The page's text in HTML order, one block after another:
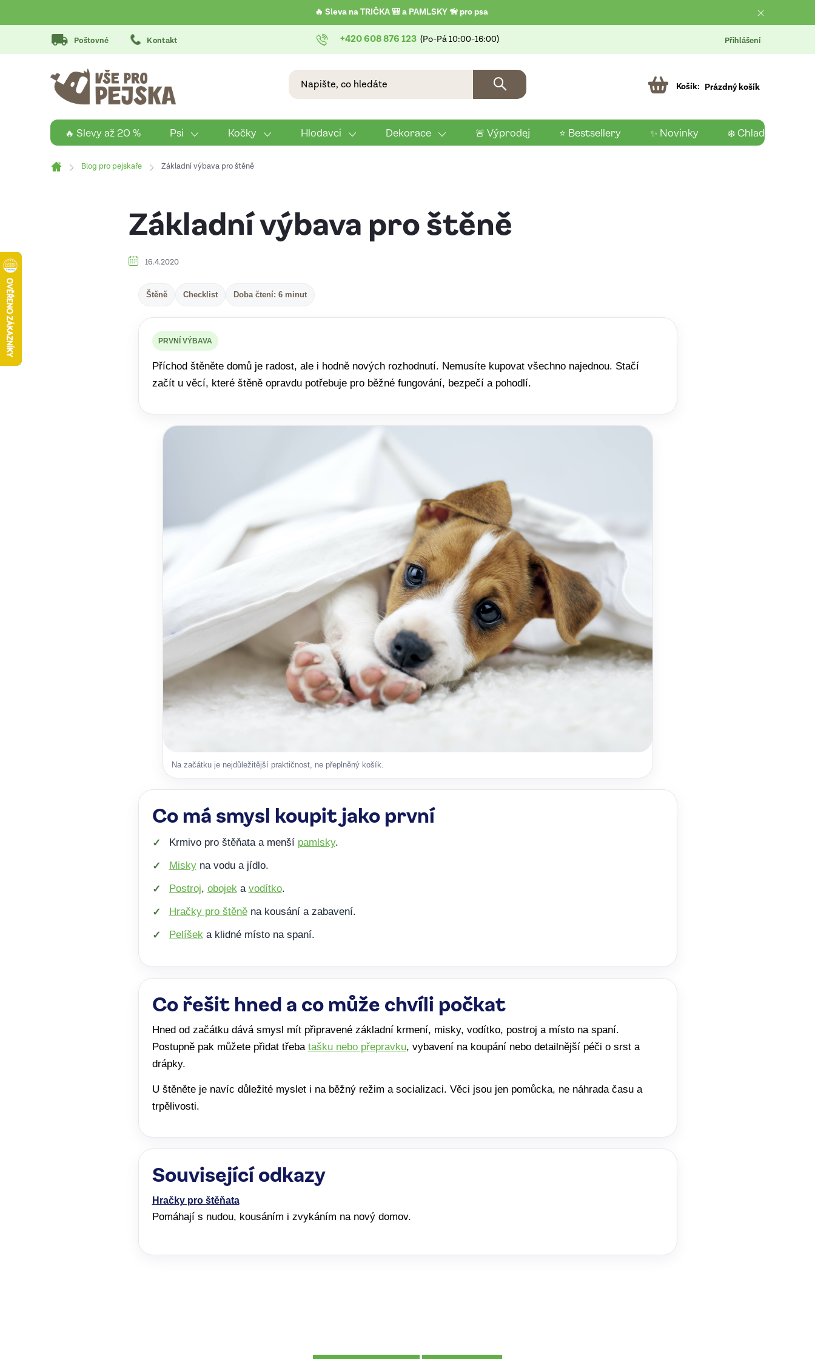
na
🔥 Sleva na TRIČKA 🎒 a PAMLSKY 🦮 pro psa
+420 608 876 123
Poštovné Kontakt Přihlášení
Prázdný košík
🔥 Slevy až 20 % Psi Kočky Hlodavci Dekorace 🚨 Výprodej ⭐ Bestsellery ✨ Novinky ❄️ Chladící
Domů
Blog pro pejskaře Základní výbava pro štěně
Základní výbava pro štěně
16.4.2020
Štěně Checklist Doba čtení: 6 minut
PRVNÍ VÝBAVA
Příchod štěněte domů je radost, ale i hodně nových rozhodnutí. Nemusíte kupovat všechno najednou. Stačí
začít u věcí, které štěně opravdu potřebuje pro běžné fungování, bezpečí a pohodlí.
Na začátku je nejdůležitější praktičnost, ne přeplněný košík.
Co má smysl koupit jako první
Krmivo pro štěňata a menší pamlsky.
Miskyna vodu a jídlo.
Postroj, obojeka vodítko.
Hračky pro štěněna kousání a zabavení.
Pelíšeka klidné místo na spaní.
Co řešit hned a co může chvíli počkat
Hned od začátku dává smysl mít připravené základní krmení, misky, vodítko, postroj a místo na spaní.
Postupně pak můžete přidat třeba tašku nebo přepravku, vybavení na koupání nebo detailnější péči o srst a
drápky.
U štěněte je navíc důležité myslet i na běžný režim a socializaci. Věci jsou jen pomůcka, ne náhrada času a
trpělivosti.
Související odkazy
Hračky pro štěňata
Pomáhají s nudou, kousáním i zvykáním na nový domov.